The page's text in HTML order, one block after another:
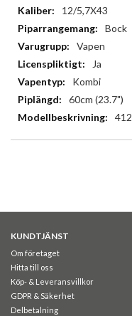
12/5,7X43
Bock
Vapen
Ja
Kombi
60cm (23.7")
412
KUNDTJÄNST
Om företaget
Hitta till oss
Köp- & Leveransvillkor
GDPR & Säkerhet
Delbetalning